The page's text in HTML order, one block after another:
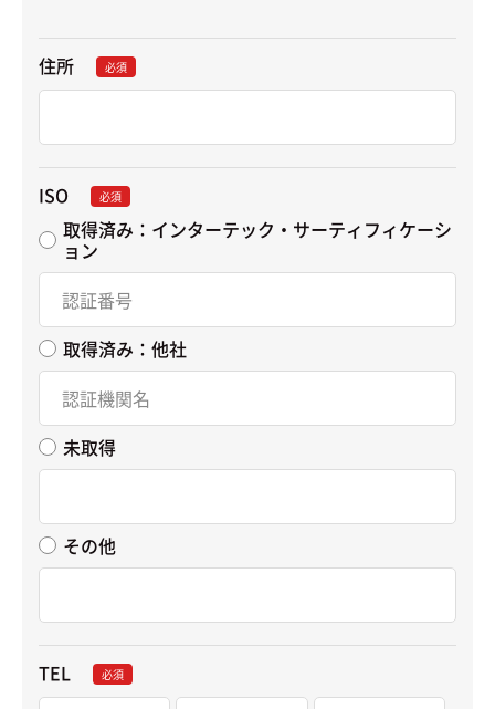
住所 必須
ISO 必須
取得済み：インターテック・サーティフィケーシ
ョン
取得済み：他社
未取得
その他
TEL 必須